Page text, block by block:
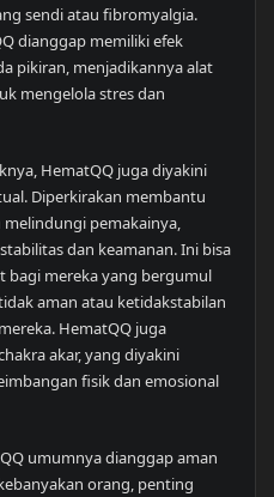
sendi atau fibromyalgia.
dianggap memiliki efek
pikiran, menjadikannya alat
mengelola stres dan
HematQQ juga diyakini
Diperkirakan membantu
pemakainya,
dan keamanan. Ini bisa
bagi mereka yang bergumul
aman atau ketidakstabilan
HematQQ juga
akar, yang diyakini
fisik dan emosional
umumnya dianggap aman
orang, penting